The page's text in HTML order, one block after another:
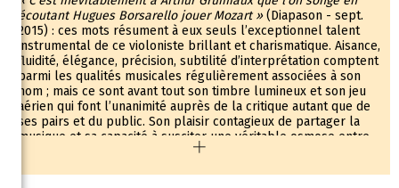
écoutant Hugues Borsarello jouer Mozart »(Diapason - sept.
2015) : ces mots résument à eux seuls l’exceptionnel talent
instrumental de ce violoniste brillant et charismatique. Aisance,
fluidité, élégance, précision, subtilité d’interprétation comptent
parmi les qualités musicales régulièrement associées à son
nom ; mais ce sont avant tout son timbre lumineux et son jeu
aérien qui font l’unanimité auprès de la critique autant que de
ses pairs et du public. Son plaisir contagieux de partager la
musique et sa capacité à susciter une véritable osmose entre
soliste et orchestre valent à Hugues Borsarello l’adhésion